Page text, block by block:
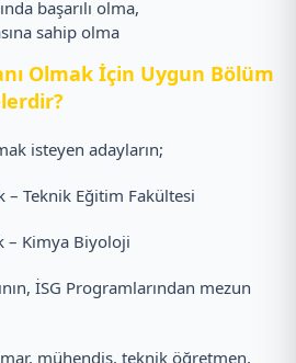
başarılı olma,
sahip olma
Olmak İçin Uygun Bölüm
isteyen adayların;
Teknik Eğitim Fakültesi
– Kimya Biyoloji
İSG Programlarından mezun
mühendis, teknik öğretmen,